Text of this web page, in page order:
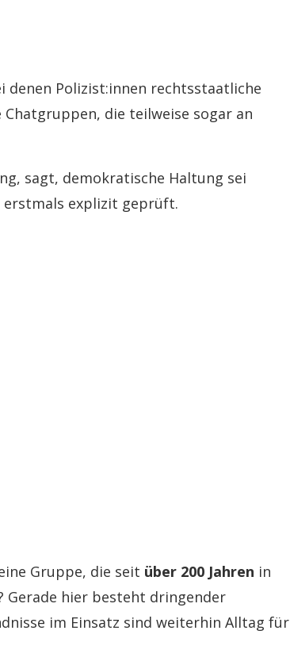
denen Polizist:innen rechtsstaatliche
die teilweise sogar an
sagt, demokratische Haltung sei
erstmals explizit geprüft.
Gruppe, die seit über 200 Jahren in
Gerade hier besteht dringender
im Einsatz sind weiterhin Alltag für